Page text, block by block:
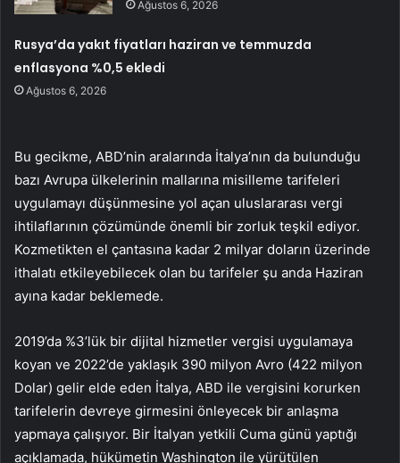
Ağustos 6, 2026
Rusya’da yakıt fiyatları haziran ve temmuzda
enflasyona %0,5 ekledi
Ağustos 6, 2026
Bu gecikme, ABD’nin aralarında İtalya’nın da bulunduğu
bazı Avrupa ülkelerinin mallarına misilleme tarifeleri
uygulamayı düşünmesine yol açan uluslararası vergi
ihtilaflarının çözümünde önemli bir zorluk teşkil ediyor.
Kozmetikten el çantasına kadar 2 milyar doların üzerinde
ithalatı etkileyebilecek olan bu tarifeler şu anda Haziran
ayına kadar beklemede.
2019’da %3’lük bir dijital hizmetler vergisi uygulamaya
koyan ve 2022’de yaklaşık 390 milyon Avro (422 milyon
Dolar) gelir elde eden İtalya, ABD ile vergisini korurken
tarifelerin devreye girmesini önleyecek bir anlaşma
yapmaya çalışıyor. Bir İtalyan yetkili Cuma günü yaptığı
açıklamada, hükümetin Washington ile yürütülen